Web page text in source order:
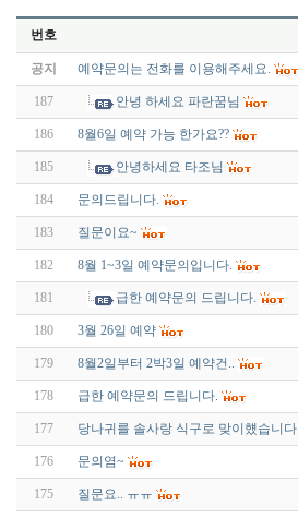
번호
공지 예약문의는 전화를 이용해주세요.
187 안녕 하세요 파란꿈님
186 8월6일 예약 가능 한가요??
185 안녕하세요 타조님
184 문의드립니다.
183 질문이요~
182 8월 1~3일 예약문의입니다.
181 급한 예약문의 드립니다.
180 3월 26일 예약
179 8월2일부터 2박3일 예약건..
178 급한 예약문의 드립니다.
177 당나귀를 솔사랑 식구로 맞이헀습니다
176 문의염~
175 질문요.. ㅠㅠ